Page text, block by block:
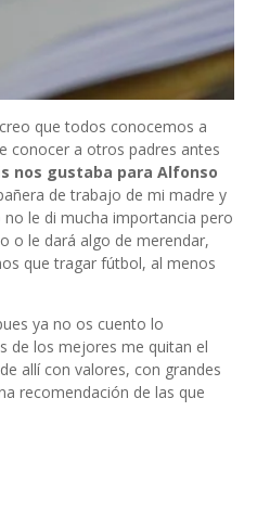
que todos conocemos a
conocer a otros padres antes
nos gustaba para Alfonso
de trabajo de mi madre y
le di mucha importancia pero
o le dará algo de merendar,
que tragar fútbol, al menos
ya no os cuento lo
de los mejores me quitan el
allí con valores, con grandes
recomendación de las que